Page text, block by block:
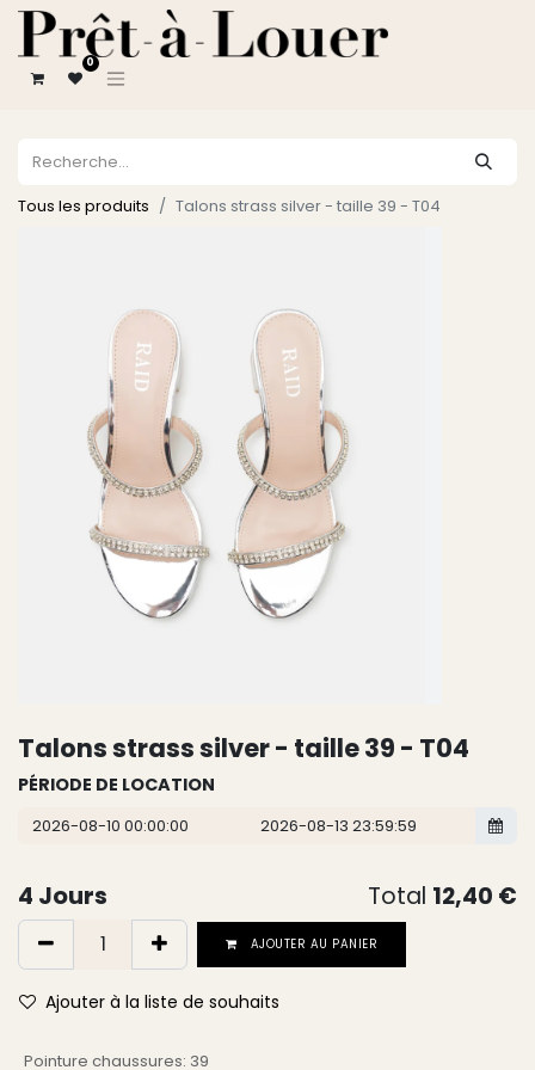
0
Tous les produits Talons strass silver - taille 39 - T04
Talons strass silver - taille 39 - T04
PÉRIODE DE LOCATION
4 Jours Total 12,40 €
AJOUTER AU PANIER
Ajouter à la liste de souhaits
Pointure chaussures: 39